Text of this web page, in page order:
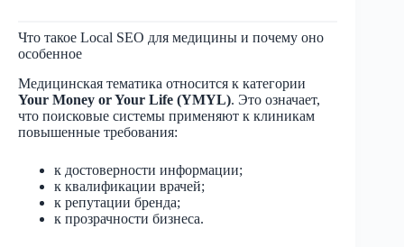
Что такое Local SEO для медицины и почему оно
особенное
Медицинская тематика относится к категории
Your Money or Your Life (YMYL). Это означает,
что поисковые системы применяют к клиникам
повышенные требования:
к достоверности информации;
к квалификации врачей;
к репутации бренда;
к прозрачности бизнеса.